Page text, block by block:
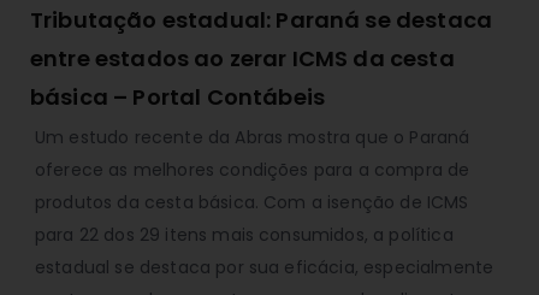
Tributação estadual: Paraná se destaca
entre estados ao zerar ICMS da cesta
básica – Portal Contábeis
Um estudo recente da Abras mostra que o Paraná
oferece as melhores condições para a compra de
produtos da cesta básica. Com a isenção de ICMS
para 22 dos 29 itens mais consumidos, a política
estadual se destaca por sua eficácia, especialmente